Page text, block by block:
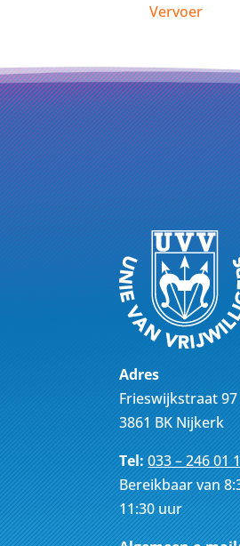
Vervoer
Adres
Frieswijkstraat 97
3861 BK Nijkerk
Tel: 033 – 246 01
Bereikbaar van
11:30 uur